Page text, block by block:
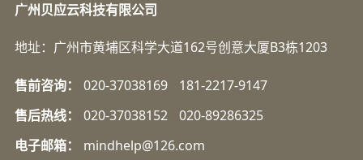
广州贝应云科技有限公司
地址：广州市黄埔区科学大道162号创意大厦B3栋1203
售前咨询： 020-37038169
181-2217-9147
售后热线：
020-37038152
020-89286325
电子邮箱：
mindhelp@126.com